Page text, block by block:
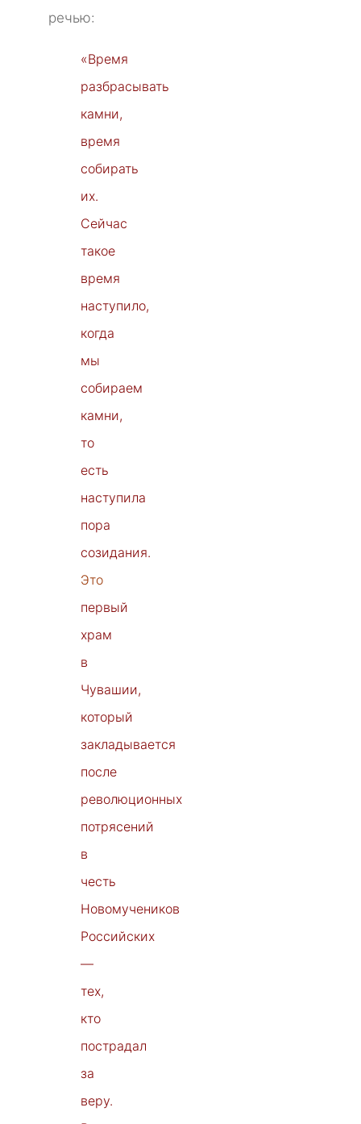
речью:
«Время
разбрасывать
камни,
время
собирать
их.
Сейчас
такое
время
наступило,
когда
мы
собираем
камни,
то
есть
наступила
пора
созидания.
Это
первый
храм
в
Чувашии,
который
закладывается
после
революционных
потрясений
в
честь
Новомучеников
Российских
—
тех,
кто
пострадал
за
веру.